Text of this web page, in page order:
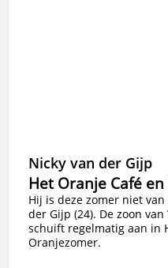
Nicky van der Gijp
Het Oranje Café
Hij is deze zomer niet
der Gijp (24). De zoon
schuift regelmatig aan in
Oranjezomer.